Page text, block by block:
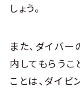
しょう。
また、ダイバ
内してもらう
ことは、ダイビ